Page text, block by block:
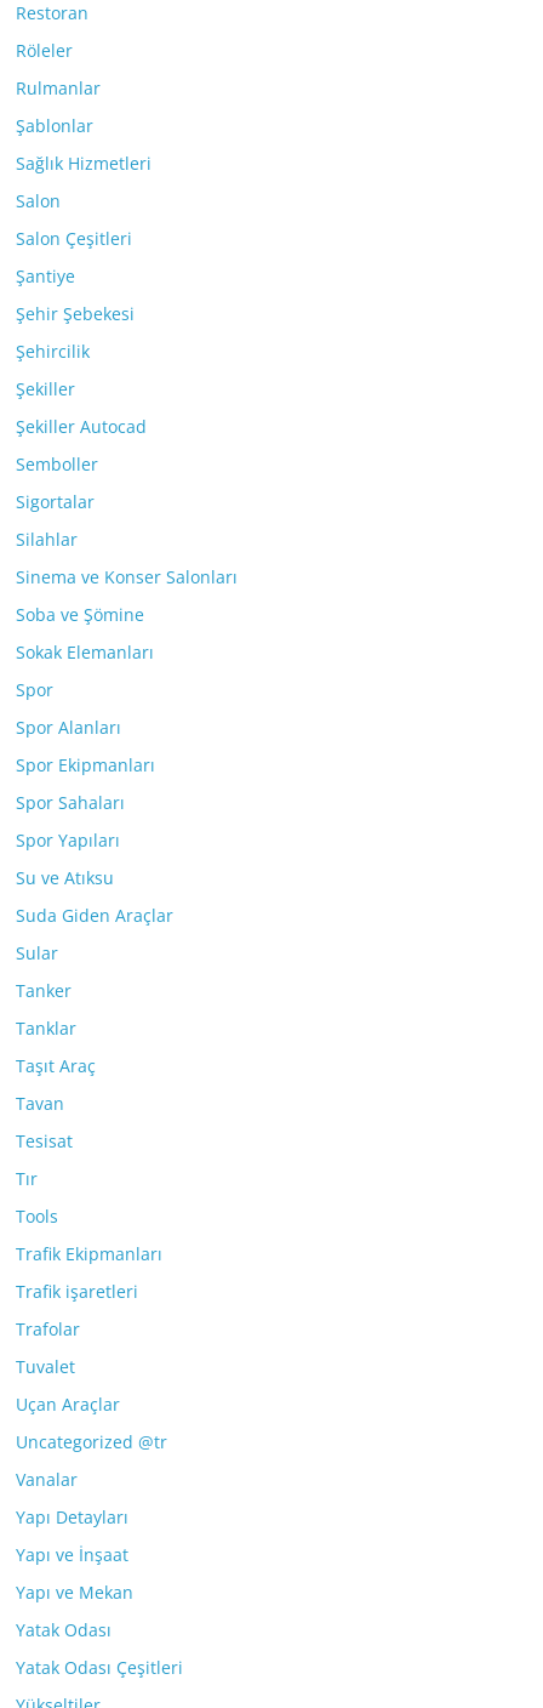
Restoran
Röleler
Rulmanlar
Şablonlar
Sağlık Hizmetleri
Salon
Salon Çeşitleri
Şantiye
Şehir Şebekesi
Şehircilik
Şekiller
Şekiller Autocad
Semboller
Sigortalar
Silahlar
Sinema ve Konser Salonları
Soba ve Şömine
Sokak Elemanları
Spor
Spor Alanları
Spor Ekipmanları
Spor Sahaları
Spor Yapıları
Su ve Atıksu
Suda Giden Araçlar
Sular
Tanker
Tanklar
Taşıt Araç
Tavan
Tesisat
Tır
Tools
Trafik Ekipmanları
Trafik işaretleri
Trafolar
Tuvalet
Uçan Araçlar
Uncategorized @tr
Vanalar
Yapı Detayları
Yapı ve İnşaat
Yapı ve Mekan
Yatak Odası
Yatak Odası Çeşitleri